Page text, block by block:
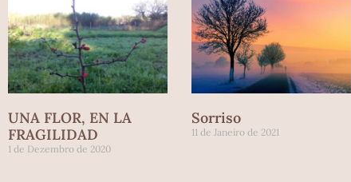
UNA FLOR, EN LA
FRAGILIDAD
1 de Dezembro de 2020
Sorriso
11 de Janeiro de 2021